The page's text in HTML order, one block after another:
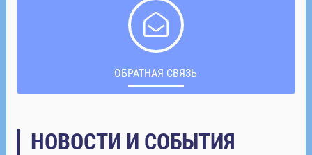
ОБРАТНАЯ СВЯЗЬ
НОВОСТИ И СОБЫТИЯ